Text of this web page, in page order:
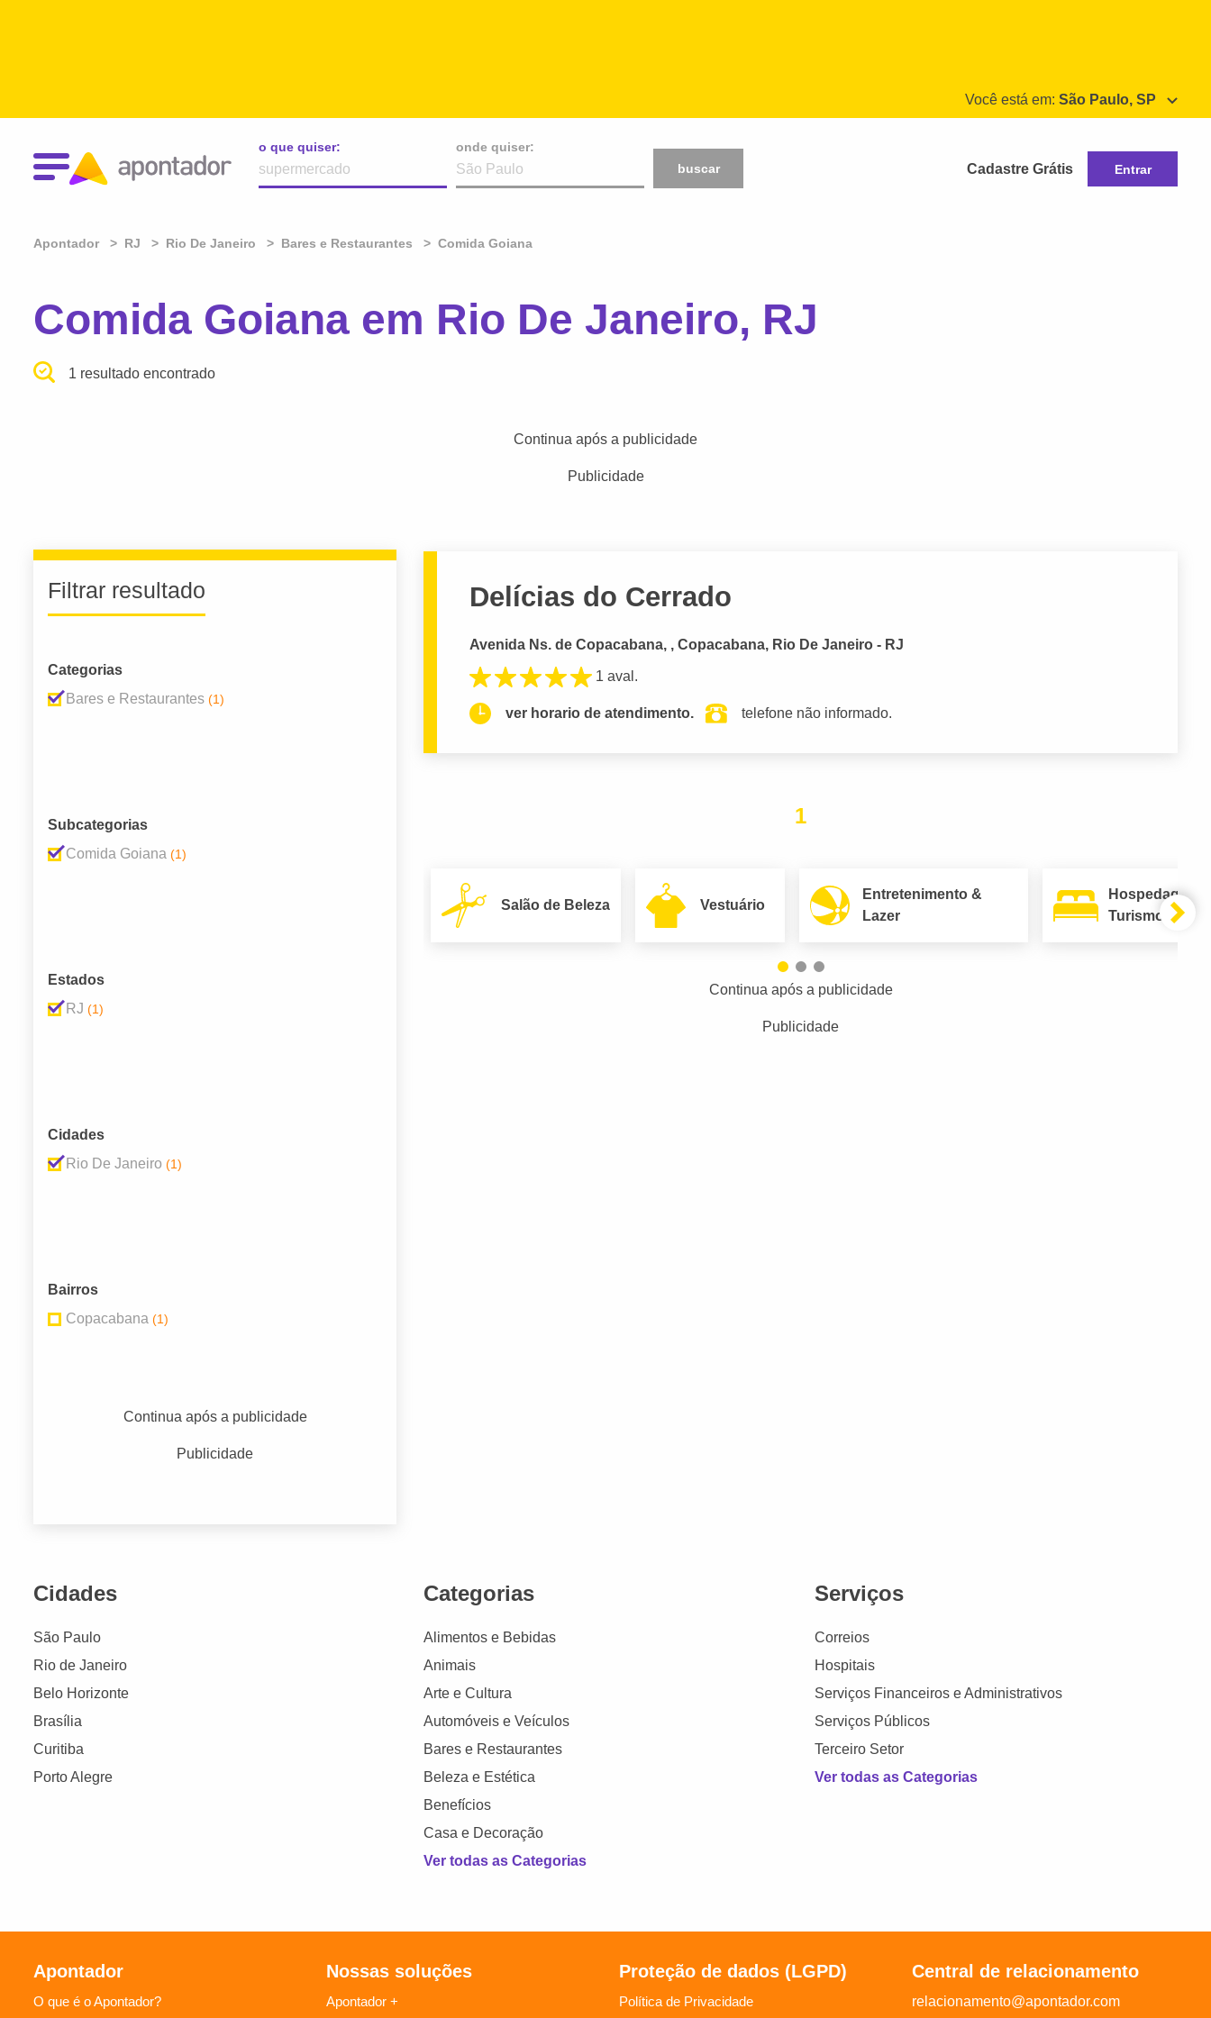
Você está em: São Paulo, SP
o que quiser:
onde quiser:
buscar
Cadastre Grátis Entrar
Apontador RJ Rio De Janeiro Bares e Restaurantes Comida Goiana
Comida Goiana em Rio De Janeiro, RJ
1 resultado encontrado
Continua após a publicidade
Publicidade
Filtrar resultado
Categorias
Bares e Restaurantes (1)
Subcategorias
Comida Goiana (1)
Estados
RJ (1)
Cidades
Rio De Janeiro (1)
Bairros
Copacabana (1)
Continua após a publicidade
Publicidade
Delícias do Cerrado
Avenida Ns. de Copacabana, , Copacabana, Rio De Janeiro - RJ
1 aval.
ver horario de atendimento. telefone não informado.
1
Salão de Beleza Vestuário
Entretenimento &
Lazer
Hospedagem
Turismo
Continua após a publicidade
Publicidade
Cidades
São Paulo
Rio de Janeiro
Belo Horizonte
Brasília
Curitiba
Porto Alegre
Categorias
Alimentos e Bebidas
Animais
Arte e Cultura
Automóveis e Veículos
Bares e Restaurantes
Beleza e Estética
Benefícios
Casa e Decoração
Ver todas as Categorias
Serviços
Correios
Hospitais
Serviços Financeiros e Administrativos
Serviços Públicos
Terceiro Setor
Ver todas as Categorias
Apontador
O que é o Apontador?
Nossas soluções
Apontador +
Proteção de dados (LGPD)
Política de Privacidade
Central de relacionamento
relacionamento@apontador.com